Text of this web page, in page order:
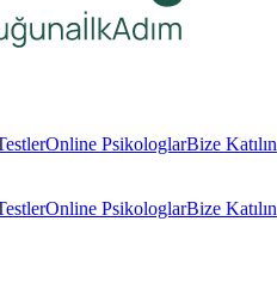
Online PsikologlarBize Katılın
Online PsikologlarBize Katılın